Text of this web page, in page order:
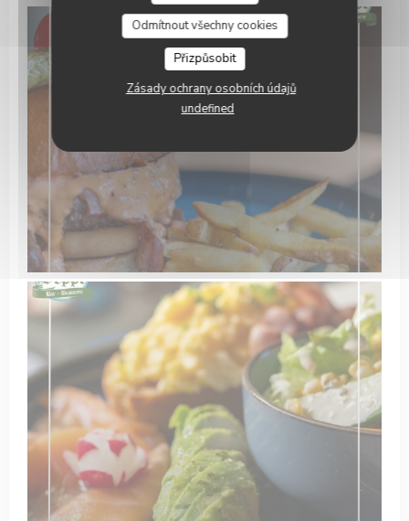
Odmítnout všechny cookies
Přizpůsobit
Zásady ochrany osobních údajů
undefined